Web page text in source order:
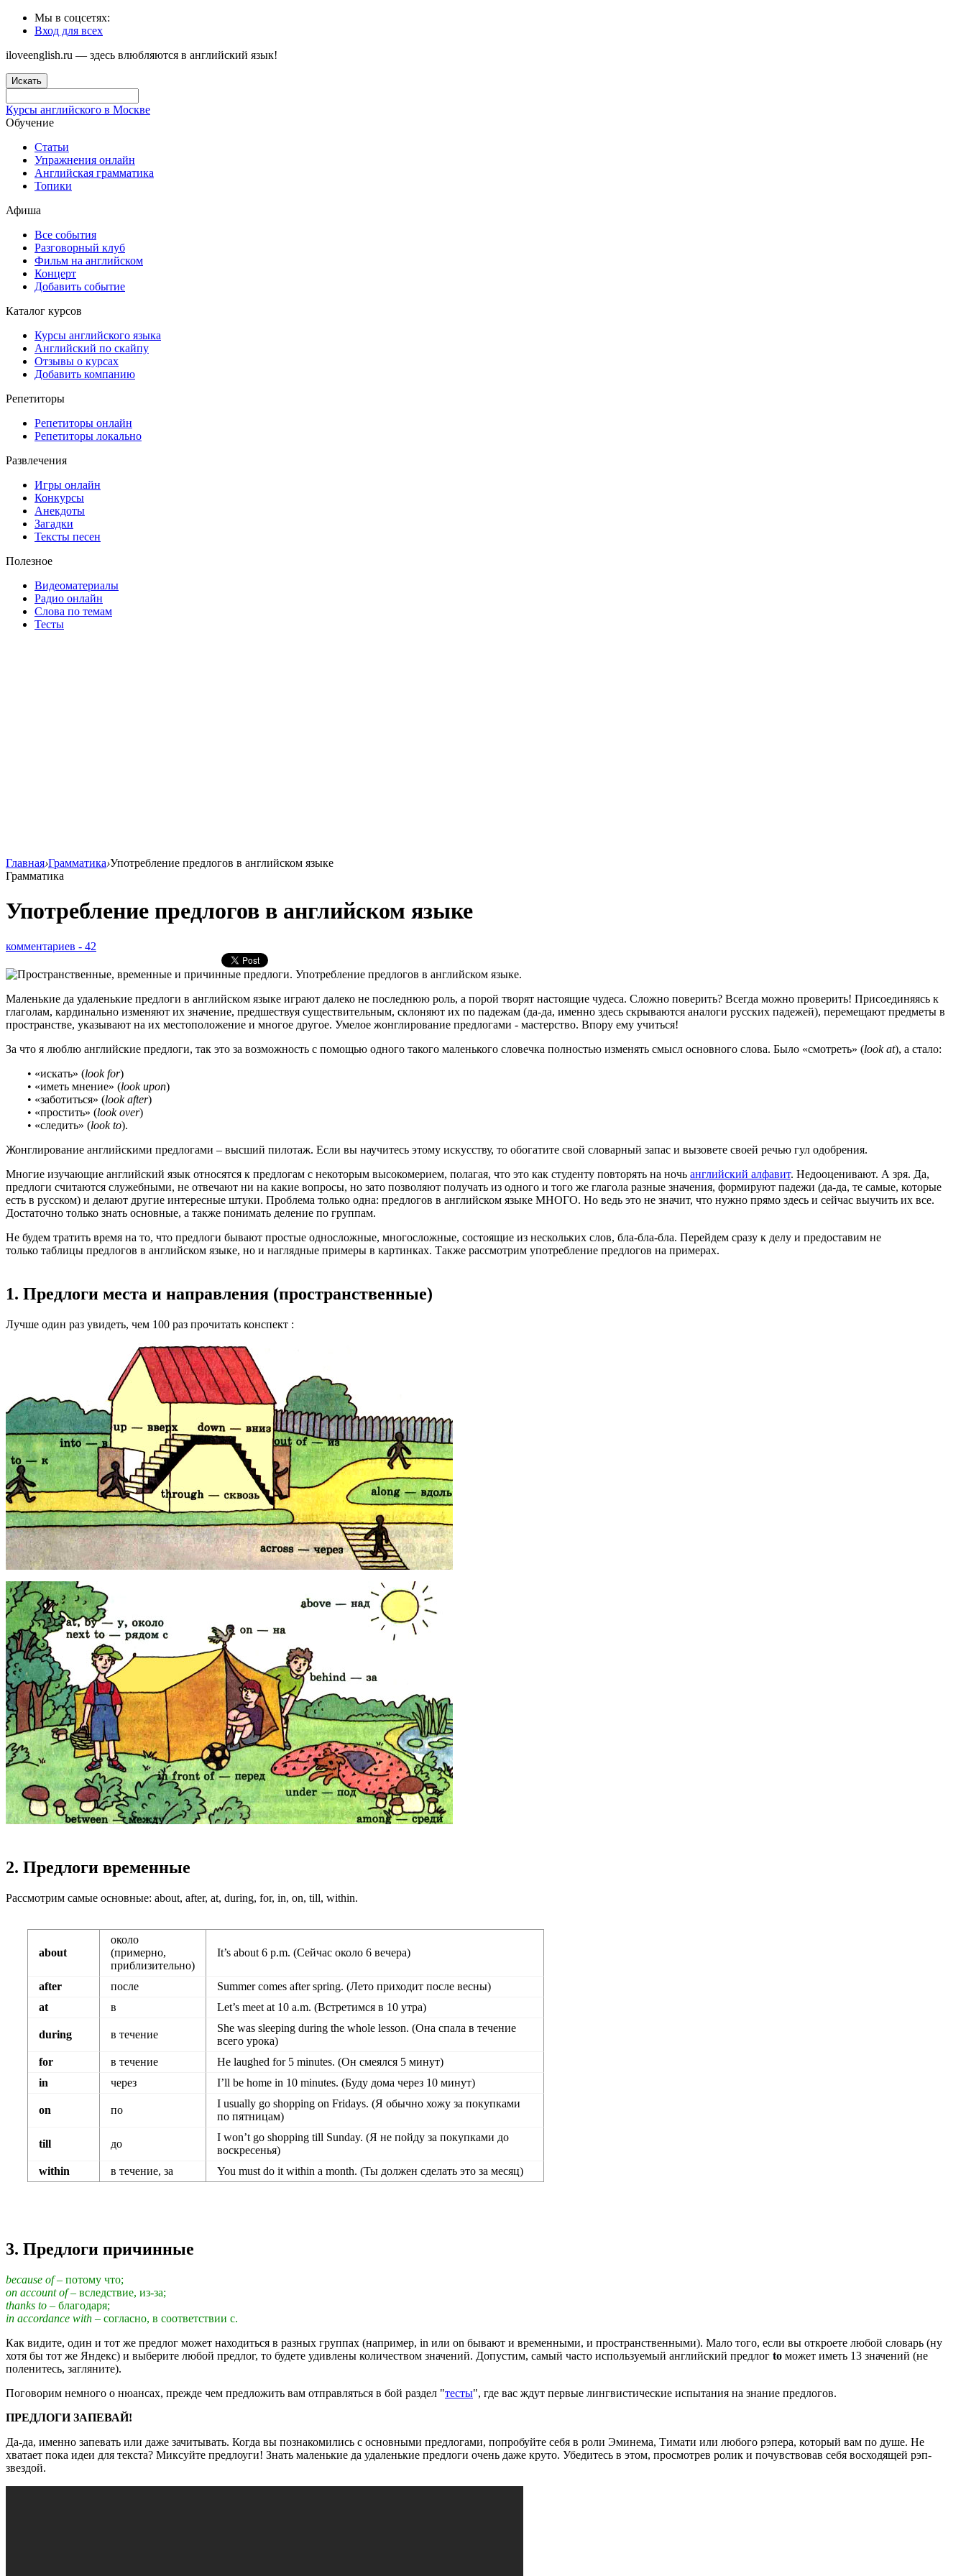
Мы в соцсетях:
Вход для всех
iloveenglish.ru — здесь влюбляются в английский язык!
Искать
Курсы английского в Москве
Обучение
Статьи
Упражнения онлайн
Английская грамматика
Топики
Афиша
Все события
Разговорный клуб
Фильм на английском
Концерт
Добавить событие
Каталог курсов
Курсы английского языка
Английский по скайпу
Отзывы о курсах
Добавить компанию
Репетиторы
Репетиторы онлайн
Репетиторы локально
Развлечения
Игры онлайн
Конкурсы
Анекдоты
Загадки
Тексты песен
Полезное
Видеоматериалы
Радио онлайн
Слова по темам
Тесты
Главная›Грамматика›Употребление предлогов в английском языке
Грамматика
Употребление предлогов в английском языке
комментариев - 42
Маленькие да удаленькие предлоги в английском языке играют далеко не последнюю роль, а порой творят настоящие чудеса. Сложно поверить? Всегда можно проверить! Присоединяясь к
глаголам, кардинально изменяют их значение, предшествуя существительным, склоняют их по падежам (да-да, именно здесь скрываются аналоги русских падежей), перемещают предметы в
пространстве, указывают на их местоположение и многое другое. Умелое жонглирование предлогами - мастерство. Впору ему учиться!
За что я люблю английские предлоги, так это за возможность с помощью одного такого маленького словечка полностью изменять смысл основного слова. Было «смотреть» (look at), а стало:
• «искать» (look for)
• «иметь мнение» (look upon)
• «заботиться» (look after)
• «простить» (look over)
• «следить» (look to).
Жонглирование английскими предлогами – высший пилотаж. Если вы научитесь этому искусству, то обогатите свой словарный запас и вызовете своей речью гул одобрения.
Многие изучающие английский язык относятся к предлогам с некоторым высокомерием, полагая, что это как студенту повторять на ночь английский алфавит. Недооценивают. А зря. Да,
предлоги считаются служебными, не отвечают ни на какие вопросы, но зато позволяют получать из одного и того же глагола разные значения, формируют падежи (да-да, те самые, которые
есть в русском) и делают другие интересные штуки. Проблема только одна: предлогов в английском языке МНОГО. Но ведь это не значит, что нужно прямо здесь и сейчас выучить их все.
Достаточно только знать основные, а также понимать деление по группам.
Не будем тратить время на то, что предлоги бывают простые односложные, многосложные, состоящие из нескольких слов, бла-бла-бла. Перейдем сразу к делу и предоставим не
только таблицы предлогов в английском языке, но и наглядные примеры в картинках. Также рассмотрим употребление предлогов на примерах.
1. Предлоги места и направления (пространственные)
Лучше один раз увидеть, чем 100 раз прочитать конспект :
2. Предлоги временные
Рассмотрим самые основные: about, after, at, during, for, in, on, till, within.
about
около
(примерно,
приблизительно)
It’s about 6 p.m. (Сейчас около 6 вечера)
after после
Summer comes after spring. (Лето приходит после весны)
at
в Let’s meet at 10 a.m. (Встретимся в 10 утра)
during в течение
She was sleeping during the whole lesson. (Она спала в течение
всего урока)
for
в течение
He laughed for 5 minutes. (Он смеялся 5 минут)
in
через I’ll be home in 10 minutes. (Буду дома через 10 минут)
on по
I usually go shopping on Fridays. (Я обычно хожу за покупками
по пятницам)
till до
I won’t go shopping till Sunday. (Я не пойду за покупками до
воскресенья)
within
в течение, за You must do it within a month. (Ты должен сделать это за месяц)
3. Предлоги причинные
because of– потому что;
on account of– вследствие, из-за;
thanks to – благодаря;
in accordance with – согласно, в соответствии с.
Как видите, один и тот же предлог может находиться в разных группах (например, in или on бывают и временными, и пространственными). Мало того, если вы откроете любой словарь (ну
хотя бы тот же Яндекс) и выберите любой предлог, то будете удивлены количеством значений. Допустим, самый часто используемый английский предлог to может иметь 13 значений (не
поленитесь, загляните).
Поговорим немного о нюансах, прежде чем предложить вам отправляться в бой раздел "тесты", где вас ждут первые лингвистические испытания на знание предлогов.
ПРЕДЛОГИ ЗАПЕВАЙ!
Да-да, именно запевать или даже зачитывать. Когда вы познакомились с основными предлогами, попробуйте себя в роли Эминема, Тимати или любого рэпера, который вам по душе. Не
хватает пока идеи для текста? Миксуйте предлоуги! Знать маленькие да удаленькие предлоги очень даже круто. Убедитесь в этом, просмотрев ролик и почувствовав себя восходящей рэп-
звездой.